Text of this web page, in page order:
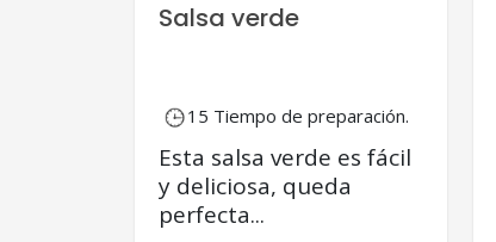
Salsa verde
15 Tiempo de preparación.
Esta salsa verde es fácil
y deliciosa, queda
perfecta...